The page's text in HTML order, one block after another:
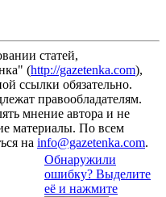
статей,
(http://gazetenka.com),
ссылки обязательно.
правообладателям.
мнение автора и не
материалы. По всем
на info@gazetenka.com.
Обнаружили
ошибку? Выделите
её и нажмите